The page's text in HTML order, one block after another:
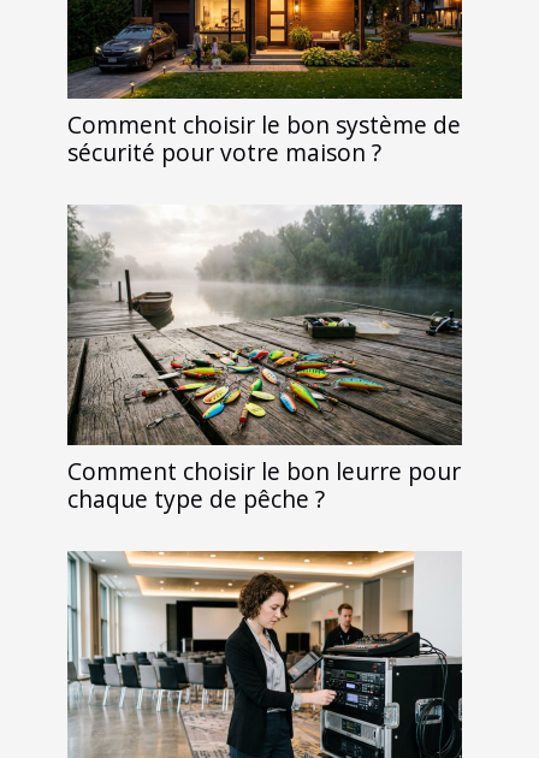
Comment choisir le bon système de
sécurité pour votre maison ?
Comment choisir le bon leurre pour
chaque type de pêche ?